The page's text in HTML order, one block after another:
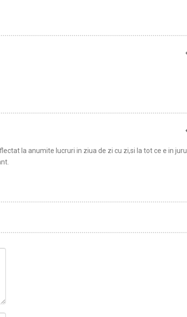
la anumite lucruri in ziua de zi cu zi,si la tot ce e in jurul